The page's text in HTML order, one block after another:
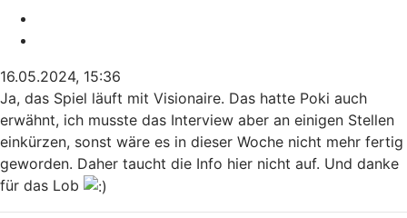
16.05.2024, 15:36
Ja, das Spiel läuft mit Visionaire. Das hatte Poki auch
erwähnt, ich musste das Interview aber an einigen Stellen
einkürzen, sonst wäre es in dieser Woche nicht mehr fertig
geworden. Daher taucht die Info hier nicht auf. Und danke
für das Lob
Nach oben